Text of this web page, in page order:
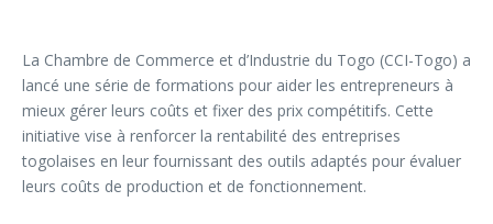
La Chambre de Commerce et d’Industrie du Togo (CCI-Togo) a
lancé une série de formations pour aider les entrepreneurs à
mieux gérer leurs coûts et fixer des prix compétitifs. Cette
initiative vise à renforcer la rentabilité des entreprises
togolaises en leur fournissant des outils adaptés pour évaluer
leurs coûts de production et de fonctionnement.